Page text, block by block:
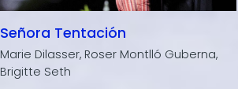
Señora Tentación
Marie Dilasser, Roser Montlló Guberna,
Brigitte Seth